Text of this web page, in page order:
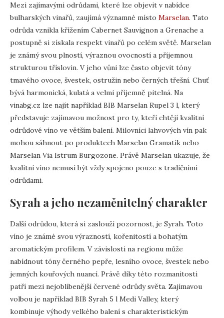
Mezi zajímavými odrůdami, které lze objevit v nabídce
bulharských vinařů, zaujímá významné místo Marselan. Tato
odrůda vznikla křížením Cabernet Sauvignon a Grenache a
postupně si získala respekt vinařů po celém světě. Marselan
je známý svou plností, výraznou ovocností a příjemnou
strukturou tříslovin. V jeho vůni lze často objevit tóny
tmavého ovoce, švestek, ostružin nebo černých třešní. Chuť
bývá harmonická, kulatá a velmi příjemně pitelná. Na
vinabg.cz lze najít například BIB Marselan Rupel 3 l, který
představuje zajímavou možnost pro ty, kteří chtějí kvalitní
odrůdové víno ve větším balení. Milovníci lahvových vín pak
mohou sáhnout po produktech Marselan Gramatik nebo
Marselan Via Istrum Burgozone. Právě Marselan ukazuje, že
kvalitní víno nemusí být vždy spojeno pouze s tradičními
odrůdami.
Syrah a jeho nezaměnitelný charakter
Další odrůdou, která si zaslouží pozornost, je Syrah. Toto
víno je známé svou výrazností, kořenitostí a bohatým
aromatickým profilem. V závislosti na regionu může
nabídnout tóny černého pepře, lesního ovoce, švestek nebo
jemných kouřových nuancí. Právě díky této rozmanitosti
patří mezi nejoblíbenější červené odrůdy světa. Zajímavou
volbou je například BIB Syrah 5 l Medi Valley, který
kombinuje výhody velkého balení s charakteristickým